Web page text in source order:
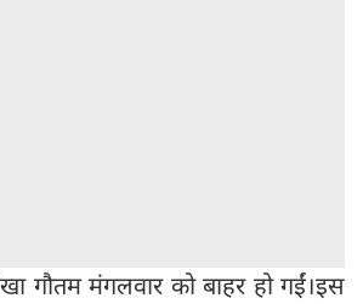
गौतम मंगलवार को बाहर हो गईं।इस